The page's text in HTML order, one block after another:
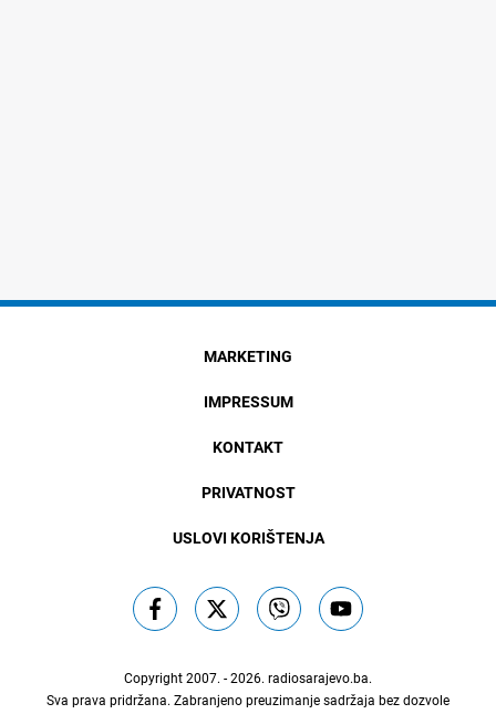
MARKETING
IMPRESSUM
KONTAKT
PRIVATNOST
USLOVI KORIŠTENJA
Copyright 2007. - 2026. radiosarajevo.ba.
Sva prava pridržana. Zabranjeno preuzimanje sadržaja bez dozvole